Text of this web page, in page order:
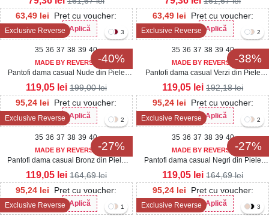
63,49 lei
Pret cu voucher:
Her20
Aplică
63,49 lei
Pret cu voucher:
Her20
Aplică
Exclusive Reverse
-40%
3
35 36 37 38 39 40
MADE BY REVERSE
Pantofi dama casual Nude din Piele
Ecologica Tamara
95,24 lei
Pret cu voucher:
Her20
Aplică
119,05 lei 199,00lei
Exclusive Reverse
-38%
2
35 36 37 38 39 40
MADE BY REVERSE
Pantofi dama casual Verzi din Piele
Ecologica Oziel
95,24 lei
Pret cu voucher:
Her20
Aplică
119,05 lei 192,18lei
Exclusive Reverse
-27%
2
35 36 37 38 39 40
MADE BY REVERSE
Pantofi dama casual Bronz din Piele
Ecologica Eren
95,24 lei
Pret cu voucher:
Her20
Aplică
119,05 lei 164,69lei
Exclusive Reverse
-27%
2
35 36 37 38 39 40
MADE BY REVERSE
Pantofi dama casual Negri din Piele
Ecologica Intoarsa Eren2
95,24 lei
Pret cu voucher:
Her20
Aplică
119,05 lei 164,69lei
Exclusive Reverse 1 Exclusive Reverse 3